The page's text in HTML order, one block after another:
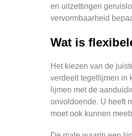
en uitzettingen
vervormbaarheid
Wat is
Het kiezen van de
verdeelt tegellijmen in
lijmen met de
onvoldoende. U heeft
moet ook kunnen